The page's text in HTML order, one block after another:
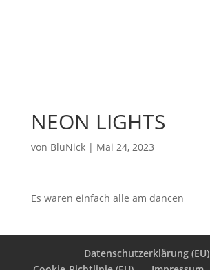
NEON LIGHTS
von BluNick| Mai 24, 2023
Es waren einfach alle am dancen
Datenschutzerklärung (EU)